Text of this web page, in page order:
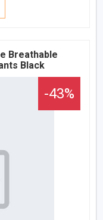
Breathable
Black
-43%